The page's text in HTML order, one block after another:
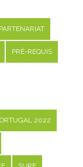
PARTENARIAT
PRÉ-REQUIS
2022